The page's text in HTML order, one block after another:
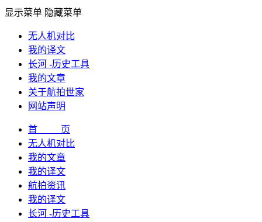
显示菜单 隐藏菜单
无人机对比
我的译文
长河 -历史工具
我的文章
关于航拍世家
网站声明
首 页
无人机对比
我的文章
我的译文
航拍资讯
我的译文
长河 -历史工具